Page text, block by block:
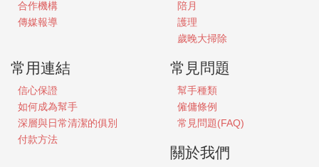
合作機構
傳媒報導
陪月
護理
歲晚大掃除
常用連結
信心保證
如何成為幫手
深層與日常清潔的俱別
付款方法
常見問題
幫手種類
僱傭條例
常見問題(FAQ)
關於我們